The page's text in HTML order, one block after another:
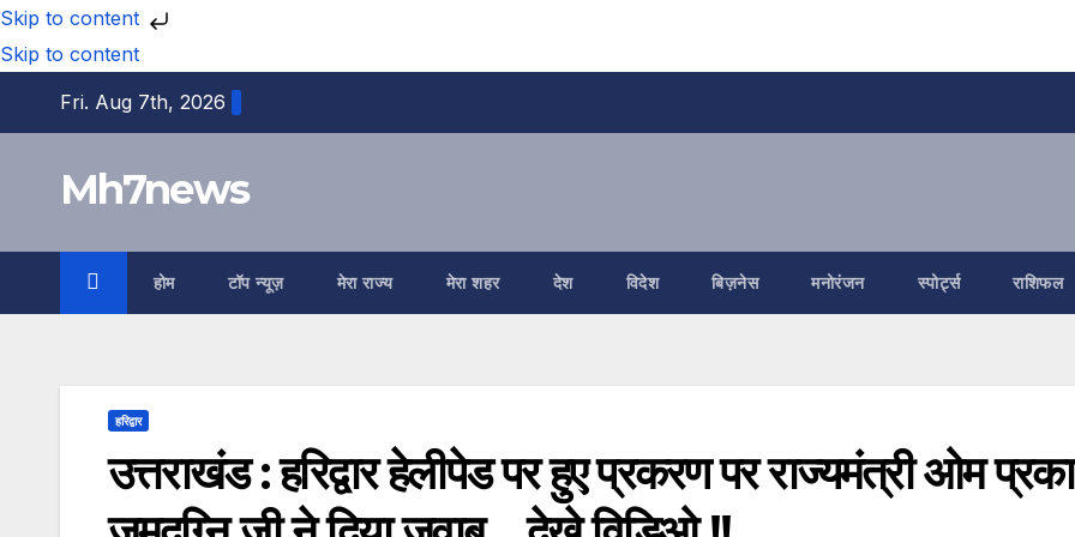
Skip to content
Skip to content
Fri. Aug 7th, 2026
Mh7news
होम टॉप न्यूज़ मेरा राज्य मेरा शहर देश विदेश बिज़नेस मनोरंजन स्पोर्ट्स राशिफल
हरिद्वार
उत्तराखंड : हरिद्वार हेलीपेड पर हुए प्रकरण पर राज्यमंत्री ओम